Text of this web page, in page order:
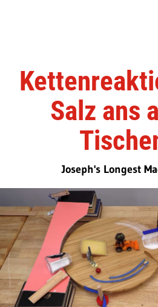
Salz ans
Joseph's Longest